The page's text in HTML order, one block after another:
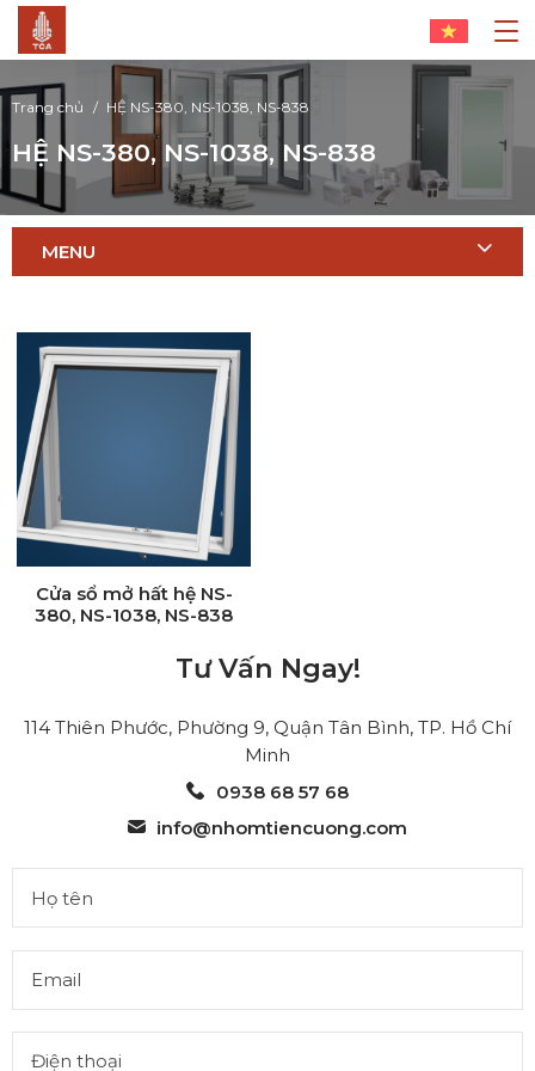
Trang chủ HỆ NS-380, NS-1038, NS-838
HỆ NS-380, NS-1038, NS-838
MENU
Cửa sổ mở hất hệ NS-
380, NS-1038, NS-838
Tư Vấn Ngay!
114 Thiên Phước, Phường 9, Quận Tân Bình, TP. Hồ Chí
Minh
0938 68 57 68
info@nhomtiencuong.com